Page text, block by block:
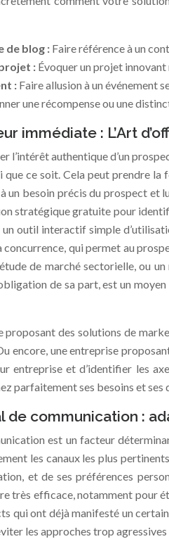
de blog : Faire référence à un
: Évoquer un projet
: Faire allusion à un événement
une récompense ou une
immédiate : L’Art
l’intérêt authentique d’un
que ce soit. Cela peut prendre
un besoin précis du prospect et
stratégique gratuite pour
outil interactif simple
concurrence, qui permet au
de marché sectorielle, ou
de sa part, est un
proposant des solutions de
encore, une entreprise
entreprise et d’identifier les
parfaitement ses besoins et
de communication :
est un facteur
les canaux les plus
et de ses préférences
très efficace, notamment pour
qui ont déjà manifesté un
les approches trop